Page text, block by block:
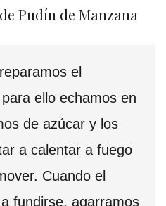
Pudín de Manzana
el
ello echamos en
de azúcar y los
a calentar a fuego
Cuando el
fundirse, agarramos